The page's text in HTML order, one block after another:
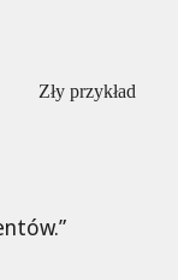
Zły przykład